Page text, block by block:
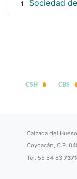
1 Sociedad
CSH CBS
Calzada del
Coyoacán, C.P.
Tel. 55 54 837371